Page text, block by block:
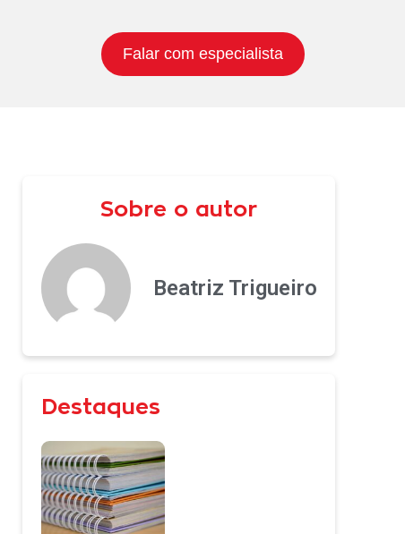
Falar com especialista
Sobre o autor
Beatriz Trigueiro
Destaques